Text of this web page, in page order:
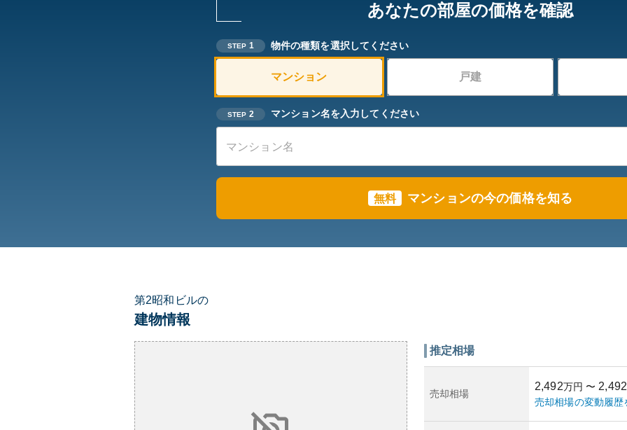
あなたの部屋の価格を確認
STEP 1 物件の種類を選択してください
マンション 戸建
STEP 2 マンション名を入力してください
無料 マンションの今の価格を知る
第2昭和ビルの
建物情報
推定相場
売却相場
2,492万円 〜 2,492
売却相場の変動履歴